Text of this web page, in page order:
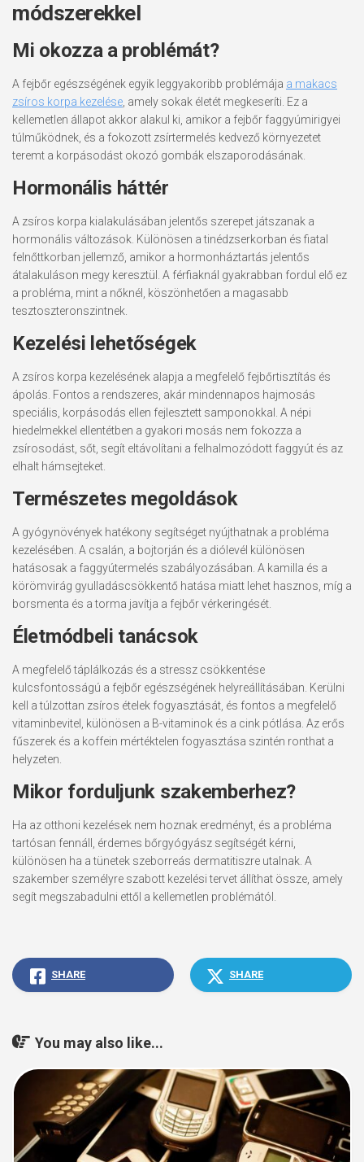
módszerekkel
Mi okozza a problémát?
A fejbőr egészségének egyik leggyakoribb problémája a makacs
zsíros korpa kezelése , amely sokak életét megkeseríti. Ez a
kellemetlen állapot akkor alakul ki, amikor a fejbőr faggyúmirigyei
túlműködnek, és a fokozott zsírtermelés kedvező környezetet
teremt a korpásodást okozó gombák elszaporodásának.
Hormonális háttér
A zsíros korpa kialakulásában jelentős szerepet játszanak a
hormonális változások. Különösen a tinédzserkorban és fiatal
felnőttkorban jellemző, amikor a hormonháztartás jelentős
átalakuláson megy keresztül. A férfiaknál gyakrabban fordul elő ez
a probléma, mint a nőknél, köszönhetően a magasabb
tesztoszteronszintnek.
Kezelési lehetőségek
A zsíros korpa kezelésének alapja a megfelelő fejbőrtisztítás és
ápolás. Fontos a rendszeres, akár mindennapos hajmosás
speciális, korpásodás ellen fejlesztett samponokkal. A népi
hiedelmekkel ellentétben a gyakori mosás nem fokozza a
zsírosodást, sőt, segít eltávolítani a felhalmozódott faggyút és az
elhalt hámsejteket.
Természetes megoldások
A gyógynövények hatékony segítséget nyújthatnak a probléma
kezelésében. A csalán, a bojtorján és a diólevél különösen
hatásosak a faggyútermelés szabályozásában. A kamilla és a
körömvirág gyulladáscsökkentő hatása miatt lehet hasznos, míg a
borsmenta és a torma javítja a fejbőr vérkeringését.
Életmódbeli tanácsok
A megfelelő táplálkozás és a stressz csökkentése
kulcsfontosságú a fejbőr egészségének helyreállításában. Kerülni
kell a túlzottan zsíros ételek fogyasztását, és fontos a megfelelő
vitaminbevitel, különösen a B-vitaminok és a cink pótlása. Az erős
fűszerek és a koffein mértéktelen fogyasztása szintén ronthat a
helyzeten.
Mikor forduljunk szakemberhez?
Ha az otthoni kezelések nem hoznak eredményt, és a probléma
tartósan fennáll, érdemes bőrgyógyász segítségét kérni,
különösen ha a tünetek szeborreás dermatitiszre utalnak. A
szakember személyre szabott kezelési tervet állíthat össze, amely
segít megszabadulni ettől a kellemetlen problémától.
SHARE SHARE
You may also like...